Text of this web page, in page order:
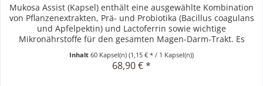
Mukosa Assist (Kapsel) enthält eine ausgewählte Kombination
von Pflanzenextrakten, Prä- und Probiotika (Bacillus coagulans
und Apfelpektin) und Lactoferrin sowie wichtige
Mikronährstoffe für den gesamten Magen-Darm-Trakt. Es
Inhalt60 Kapsel(n)(1,15 € * / 1 Kapsel(n))
68,90 € *